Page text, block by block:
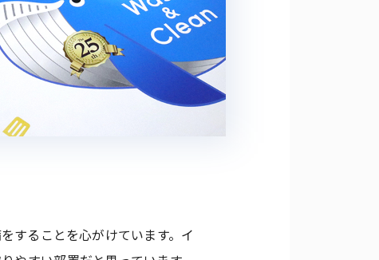
することを心がけています。イ